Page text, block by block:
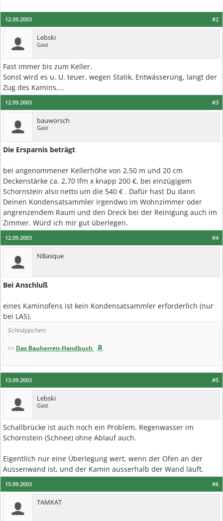
#2
12.09.2003
Lebski
Gast
Fast immer bis zum Keller.
Sonst wird es u. U. teuer, wegen Statik, Entwässerung, langt der
Zug des Kamins,...
#3
12.09.2003
bauworsch
Gast
Die Ersparnis beträgt
bei angenommener Kellerhöhe von 2,50 m und 20 cm
Deckenstärke ca. 2,70 lfm x knapp 200 €, bei einzügigem
Schornstein also netto um die 540 € . Dafür hast Du dann
Deinen Kondensatsammler irgendwo im Wohnzimmer oder
angrenzendem Raum und den Dreck bei der Reinigung auch im
Zimmer. Würd ich mir gut überlegen.
#4
12.09.2003
NBasque
Bei Anschluß
eines Kaminofens ist kein Kondensatsammler erforderlich (nur
bei LAS).
Schnäppchen:
>> Das Bauherren-Handbuch
#5
13.09.2003
Lebski
Gast
Schallbrücke ist auch noch ein Problem. Regenwasser im
Schornstein (Schnee) ohne Ablauf auch.
Eigentlich nur eine Überlegung wert, wenn der Ofen an der
Aussenwand ist, und der Kamin ausserhalb der Wand läuft.
#6
15.09.2003
TAMKAT